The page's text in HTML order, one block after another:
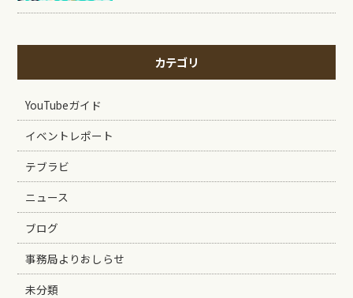
カテゴリ
YouTubeガイド
イベントレポート
テブラビ
ニュース
ブログ
事務局よりおしらせ
未分類